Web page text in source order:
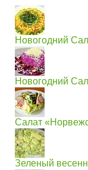
Новогодний
Новогодний
Салат
Зеленый